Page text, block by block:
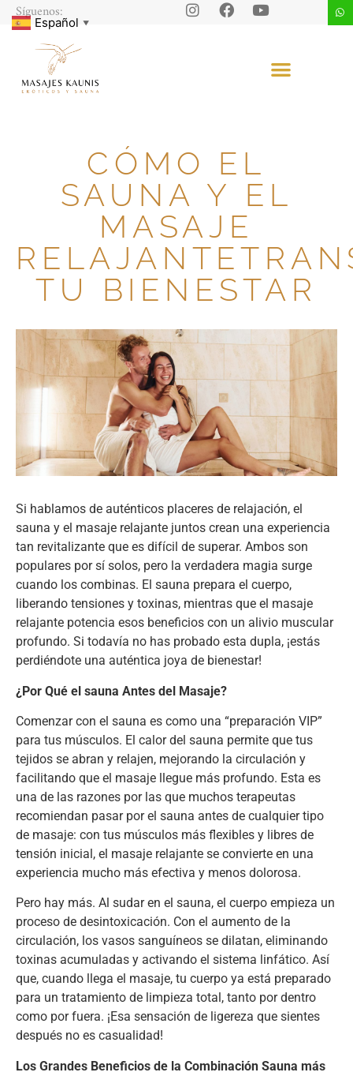
Síguenos:
CÓMO EL
SAUNA Y EL
MASAJE
TU BIENESTAR
Si hablamos de auténticos placeres de relajación, el
sauna y el masaje relajante juntos crean una experiencia
tan revitalizante que es difícil de superar. Ambos son
populares por sí solos, pero la verdadera magia surge
cuando los combinas. El sauna prepara el cuerpo,
liberando tensiones y toxinas, mientras que el masaje
relajante potencia esos beneficios con un alivio muscular
profundo. Si todavía no has probado esta dupla, ¡estás
perdiéndote una auténtica joya de bienestar!
¿Por Qué el sauna Antes del Masaje?
Comenzar con el sauna es como una “preparación VIP”
para tus músculos. El calor del sauna permite que tus
tejidos se abran y relajen, mejorando la circulación y
facilitando que el masaje llegue más profundo. Esta es
una de las razones por las que muchos terapeutas
recomiendan pasar por el sauna antes de cualquier tipo
de masaje: con tus músculos más flexibles y libres de
tensión inicial, el masaje relajante se convierte en una
experiencia mucho más efectiva y menos dolorosa.
Pero hay más. Al sudar en el sauna, el cuerpo empieza un
proceso de desintoxicación. Con el aumento de la
circulación, los vasos sanguíneos se dilatan, eliminando
toxinas acumuladas y activando el sistema linfático. Así
que, cuando llega el masaje, tu cuerpo ya está preparado
para un tratamiento de limpieza total, tanto por dentro
como por fuera. ¡Esa sensación de ligereza que sientes
después no es casualidad!
Los Grandes Beneficios de la Combinación Sauna más
Español ▼